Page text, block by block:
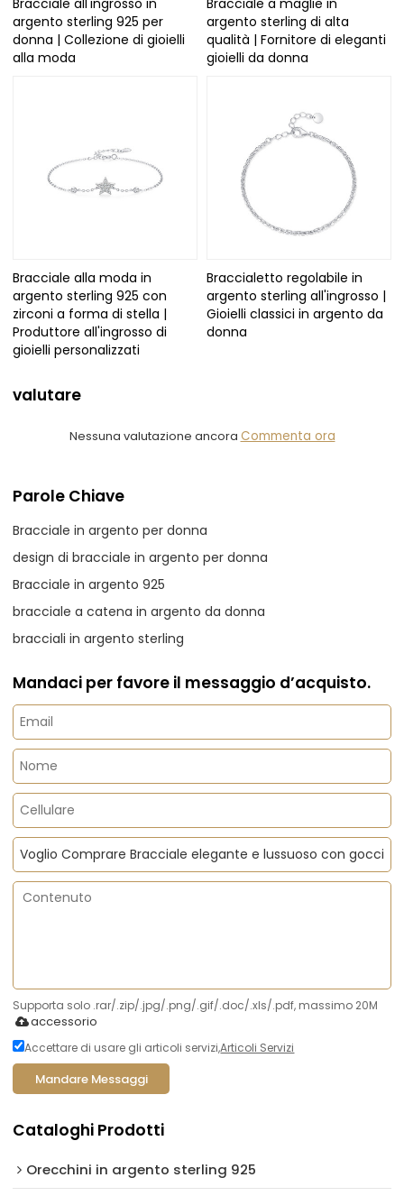
argento sterling 925 per
donna | Collezione di gioielli
alla moda
argento sterling di alta
qualità | Fornitore di eleganti
gioielli da donna
Bracciale alla moda in
argento sterling 925 con
zirconi a forma di stella |
Produttore all'ingrosso di
gioielli personalizzati
Braccialetto regolabile in
argento sterling all'ingrosso |
Gioielli classici in argento da
donna
valutare
Nessuna valutazione ancora Commenta ora
Parole Chiave
Bracciale in argento per donna
design di bracciale in argento per donna
Bracciale in argento 925
bracciale a catena in argento da donna
bracciali in argento sterling
Mandaci per favore il messaggio d’acquisto.
Supporta solo .rar/.zip/.jpg/.png/.gif/.doc/.xls/.pdf, massimo 20M
accessorio
Accettare di usare gli articoli servizi,Articoli Servizi
Mandare Messaggi
Cataloghi Prodotti
Orecchini in argento sterling 925